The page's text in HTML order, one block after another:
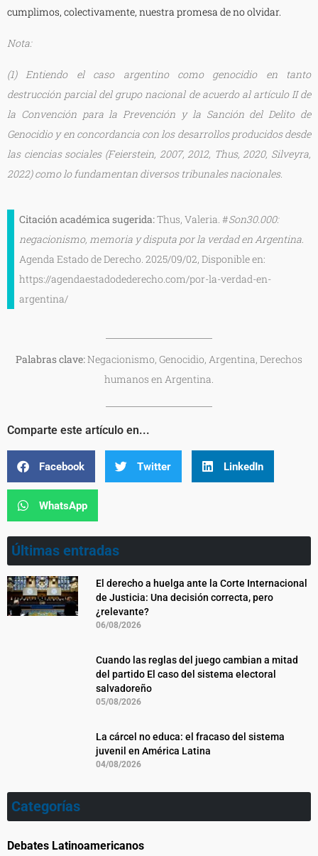
cumplimos, colectivamente, nuestra promesa de no olvidar.
Nota:
(1) Entiendo el caso argentino como genocidio en tanto
destrucción parcial del grupo nacional de acuerdo al artículo II de
la Convención para la Prevención y la Sanción del Delito de
Genocidio y en concordancia con los desarrollos producidos desde
las ciencias sociales (Feierstein, 2007, 2012, Thus, 2020, Silveyra,
2022) como lo fundamentan diversos tribunales nacionales.
Citación académica sugerida:Thus, Valeria. #Son30.000:
negacionismo, memoria y disputa por la verdad en Argentina.
Agenda Estado de Derecho. 2025/09/02, Disponible en:
https://agendaestadodederecho.com/por-la-verdad-en-
argentina/
Palabras clave:Negacionismo, Genocidio, Argentina, Derechos
humanos en Argentina.
Comparte este artículo en...
Facebook Twitter LinkedIn
WhatsApp
Últimas entradas
El derecho a huelga ante la Corte Internacional
de Justicia: Una decisión correcta, pero
¿relevante?
06/08/2026
Cuando las reglas del juego cambian a mitad
del partido El caso del sistema electoral
salvadoreño
05/08/2026
La cárcel no educa: el fracaso del sistema
juvenil en América Latina
04/08/2026
Categorías
Debates Latinoamericanos